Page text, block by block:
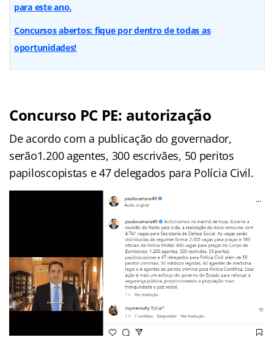
para este ano.
Concursos abertos: fique por dentro de todas as
oportunidades!
Concurso PC PE: autorização
De acordo com a publicação do governador,
serão1.200 agentes, 300 escrivães, 50 peritos
papiloscopistas e 47 delegados para Polícia Civil.